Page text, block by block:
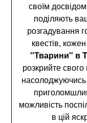
своїм
поділяють
розгадування
квестів,
"Тварини" в
розкрийте
можливість
в цій